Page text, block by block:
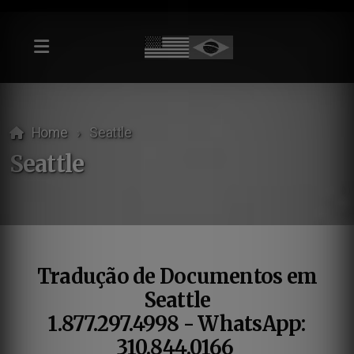
Home Seattle
Seattle
Tradução de Documentos em
Seattle
1.877.297.4998 - WhatsApp:
310.844.0166